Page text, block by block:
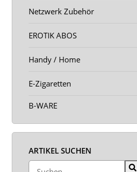
Netzwerk Zubehör
EROTIK ABOS
Handy / Home
E-Zigaretten
B-WARE
ARTIKEL SUCHEN